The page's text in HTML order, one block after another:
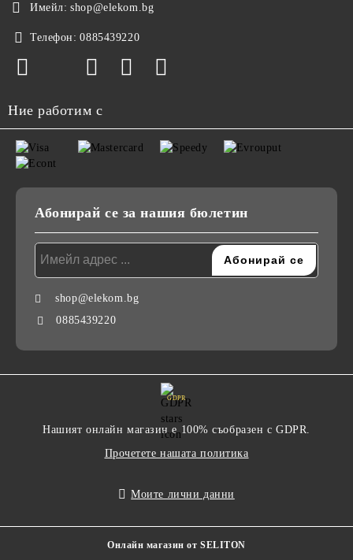
Имейл: shop@elekom.bg
Телефон: 0885439220
Ние работим с
Абонирай се за нашия бюлетин
shop@elekom.bg
0885439220
GDPR
Нашият онлайн магазин е 100% съобразен с GDPR.
Прочетете нашата политика
Моите лични данни
Онлайн магазин от SELITON